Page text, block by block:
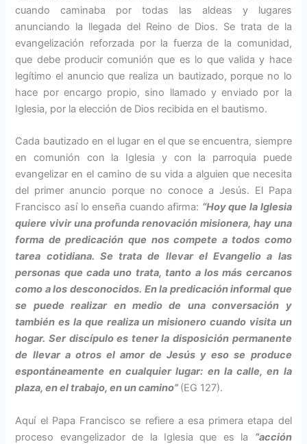
cuando caminaba por todas las aldeas y lugares
anunciando la llegada del Reino de Dios. Se trata de la
evangelización reforzada por la fuerza de la comunidad,
que debe producir comunión que es lo que valida y hace
legítimo el anuncio que realiza un bautizado, porque no lo
hace por encargo propio, sino llamado y enviado por la
Iglesia, por la elección de Dios recibida en el bautismo.
Cada bautizado en el lugar en el que se encuentra, siempre
en comunión con la Iglesia y con la parroquia puede
evangelizar en el camino de su vida a alguien que necesita
del primer anuncio porque no conoce a Jesús. El Papa
Francisco así lo enseña cuando afirma: “Hoy que la Iglesia
quiere vivir una profunda renovación misionera, hay una
forma de predicación que nos compete a todos como
tarea cotidiana. Se trata de llevar el Evangelio a las
personas que cada uno trata, tanto a los más cercanos
como a los desconocidos. En la predicación informal que
se puede realizar en medio de una conversación y
también es la que realiza un misionero cuando visita un
hogar. Ser discípulo es tener la disposición permanente
de llevar a otros el amor de Jesús y eso se produce
espontáneamente en cualquier lugar: en la calle, en la
plaza, en el trabajo, en un camino”(EG 127).
Aquí el Papa Francisco se refiere a esa primera etapa del
proceso evangelizador de la Iglesia que es la “acción